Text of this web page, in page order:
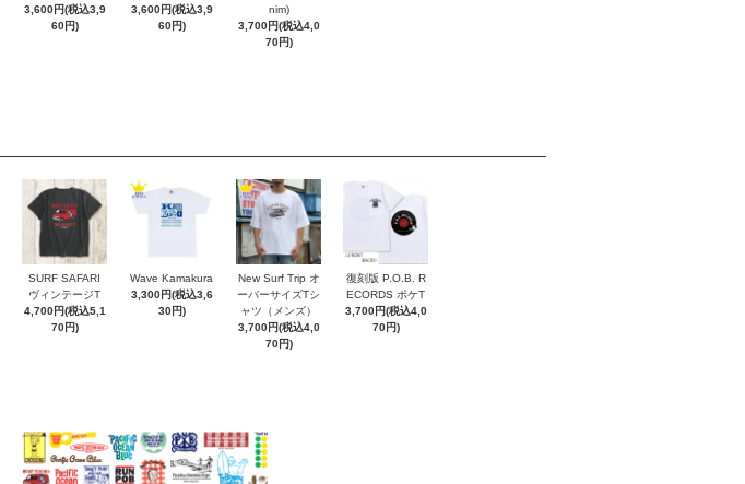
3,600円(税込3,9
60円)
3,600円(税込3,9
60円)
nim)
3,700円(税込4,0
70円)
SURF SAFARI
ヴィンテージT
4,700円(税込5,1
70円)
Wave Kamakura
3,300円(税込3,6
30円)
New Surf Trip オ
ーバーサイズTシ
ャツ（メンズ）
3,700円(税込4,0
70円)
復刻版 P.O.B. R
ECORDS ポケT
3,700円(税込4,0
70円)